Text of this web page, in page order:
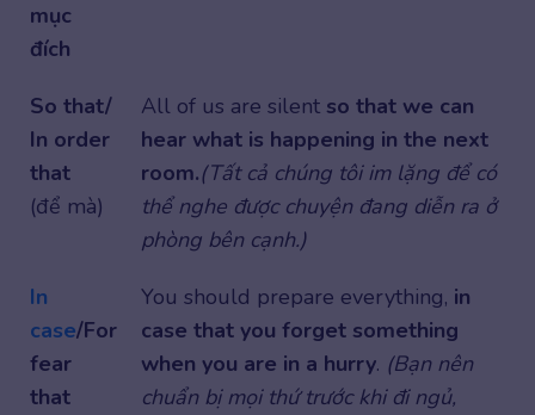
mục
đích
So that/
In order
that
(để mà)
All of us are silent so that we can
hear what is happening in the next
room.(Tất cả chúng tôi im lặng để có
thể nghe được chuyện đang diễn ra ở
phòng bên cạnh.)
In
case/For
fear
that
You should prepare everything, in
case that you forget something
when you are in a hurry. (Bạn nên
chuẩn bị mọi thứ trước khi đi ngủ,